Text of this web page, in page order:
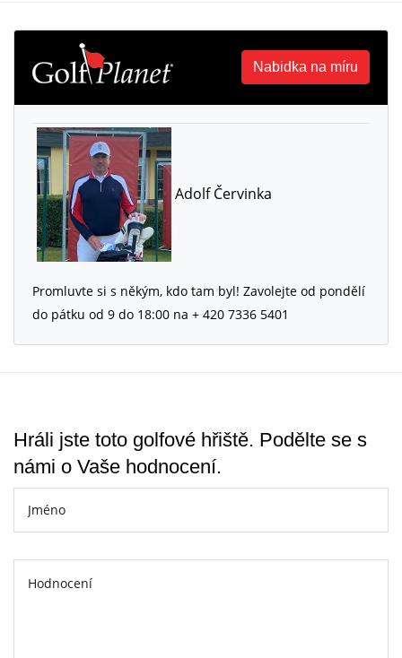
Nabidka na míru
Adolf Červinka
Promluvte si s někým, kdo tam byl! Zavolejte od pondělí
do pátku od 9 do 18:00 na + 420 7336 5401
Hráli jste toto golfové hřiště. Podělte se s
námi o Vaše hodnocení.